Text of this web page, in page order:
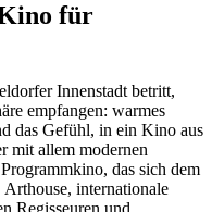
für
Innenstadt betritt,
empfangen: warmes
das Gefühl, in ein Kino aus
mit allem modernen
das sich dem
internationale